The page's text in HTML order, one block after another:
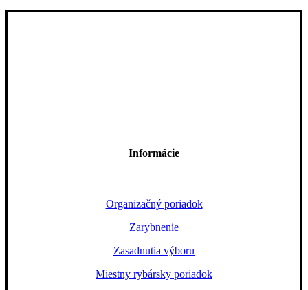
Informácie
Organizačný poriadok
Zarybnenie
Zasadnutia výboru
Miestny rybársky poriadok